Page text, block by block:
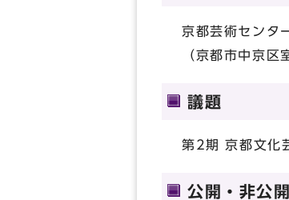
京都芸術センタ
（京都市中京
議題
第2期 京都文化
公開・非公